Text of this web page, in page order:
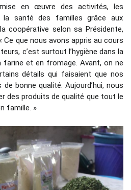
en œuvre des activités, les
santé des familles grâce aux
coopérative selon sa Présidente,
Ce que nous avons appris au cours
c’est surtout l’hygiène dans la
et en fromage. Avant, on ne
détails qui faisaient que nos
bonne qualité. Aujourd’hui, nous
des produits de qualité que tout le
famille. »